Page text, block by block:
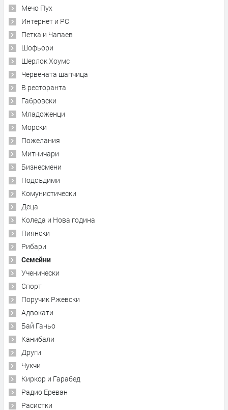
Мечо Пух
Интернет и PC
Петка и Чапаев
Шофьори
Шерлок Хоумс
Червената шапчица
В ресторанта
Габровски
Младоженци
Морски
Пожелания
Митничари
Бизнесмени
Подсъдими
Комунистически
Деца
Коледа и Нова година
Пиянски
Рибари
Семейни
Ученически
Спорт
Поручик Ржевски
Адвокати
Бай Ганьо
Канибали
Други
Чукчи
Киркор и Гарабед
Радио Ереван
Расистки